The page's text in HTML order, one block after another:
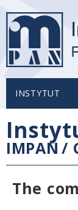
INSTYTUT
IMPAN /
The